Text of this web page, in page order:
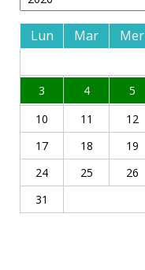
Lun Mar Mer
3
4 5
10
11 12
17
18 19
24
25 26
31